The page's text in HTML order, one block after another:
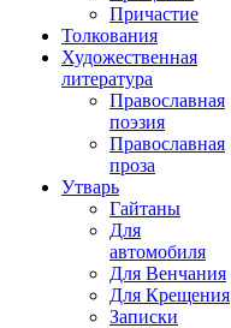
Причастие
Толкования
Художественная
литература
Православная
поэзия
Православная
проза
Утварь
Гайтаны
Для
автомобиля
Для Венчания
Для Крещения
Записки